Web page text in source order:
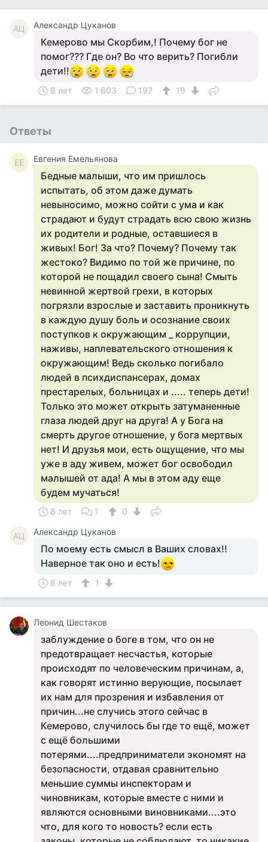
АЦ Александр Цуканов
Кемерово мы Скорбим,! Почему бог не
помог??? Где он? Во что верить? Погибли
дети!!
8 лет 1 603 197 19
Ответы
ЕЕ Евгения Емельянова
Бедные малыши, что им пришлось
испытать, об этом даже думать
невыносимо, можно сойти с ума и как
страдают и будут страдать всю свою жизнь
их родители и родные, оставшиеся в
живых! Бог! За что? Почему? Почему так
жестоко? Видимо по той же причине, по
которой не пощадил своего сына! Смыть
невинной жертвой грехи, в которых
погрязли взрослые и заставить проникнуть
в каждую душу боль и осознание своих
поступков к окружающим _ коррупции,
наживы, наплевательского отношения к
окружающим! Ведь сколько погибало
людей в психдиспансерах, домах
престарелых, больницах и ..... теперь дети!
Только это может открыть затуманенные
глаза людей друг на друга! А у Бога на
смерть другое отношение, у бога мертвых
нет! И друзья мои, есть ощущение, что мы
уже в аду живем, может бог освободил
малышей от ада! А мы в этом аду еще
будем мучаться!
8 лет 1 0
АЦ Александр Цуканов
По моему есть смысл в Ваших словах!!
Наверное так оно и есть!
8 лет 1
Леонид Шестаков
заблуждение о боге в том, что он не
предотвращает несчастья, которые
происходят по человеческим причинам, а,
как говорят истинно верующие, посылает
их нам для прозрения и избавления от
причин...не случись этого сейчас в
Кемерово, случилось бы где то ещё, может
с ещё большими
потерями....предприниматели экономят на
безопасности, отдавая сравнительно
меньшие суммы инспекторам и
чиновникам, которые вместе с ними и
являются основными виновниками....это
что, для кого то новость? если есть